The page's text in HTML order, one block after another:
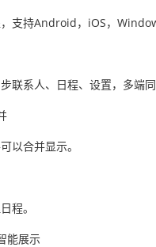
支持Android，iOS，
联系人、日程、设置，多端同
以合并显示。
程。
能展示